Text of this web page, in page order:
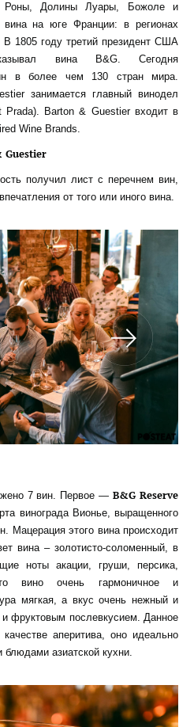
Роны, Долины Луары, Божоле и
на юге Франции: в регионах
В 1805 году третий президент США
вина B&G. Сегодня
в более чем 130 стран мира.
занимается главный винодел
Barton & Guestier входит в
Wine Brands.
Guestier
получил лист с перечнем вин,
от того или иного вина.
7 вин. Первое —B&G Reserve
винограда Вионье, выращенного
Мацерация этого вина происходит
вина – золотисто-соломенный, в
ноты акации, груши, персика,
вино очень гармоничное и
мягкая, а вкус очень нежный и
фруктовым послевкусием. Данное
аперитива, оно идеально
азиатской кухни.